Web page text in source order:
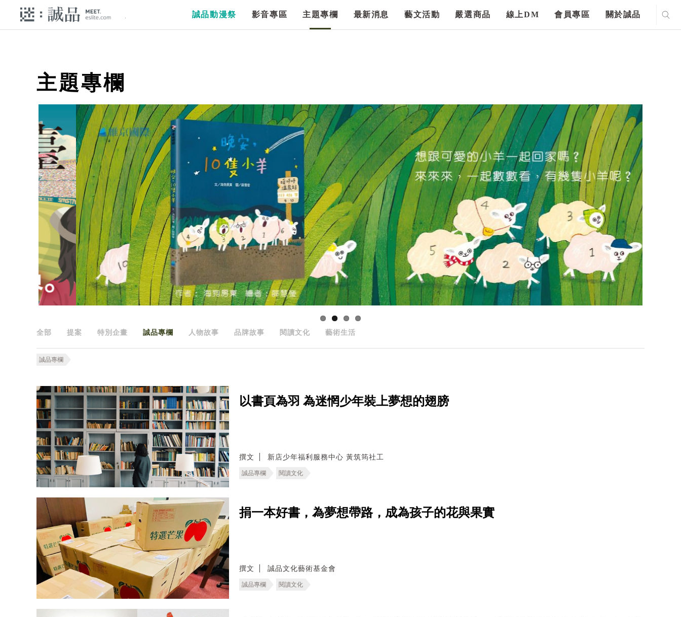
誠品動漫祭 影音專區 主題專欄 最新消息 藝文活動 嚴選商品 線上DM 會員專區 關於誠品
主題專欄
全部 提案 特別企畫 誠品專欄 人物故事 品牌故事 閱讀文化 藝術生活
誠品專欄
以書頁為羽 為迷惘少年裝上夢想的翅膀
撰文 新店少年福利服務中心 黃筑筠社工
誠品專欄 閱讀文化
捐一本好書，為夢想帶路，成為孩子的花與果實
撰文 誠品文化藝術基金會
誠品專欄 閱讀文化